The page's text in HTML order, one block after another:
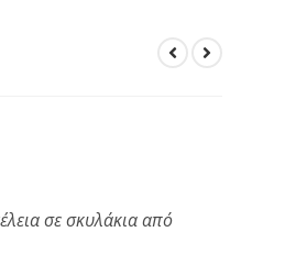
σε σκυλάκια από